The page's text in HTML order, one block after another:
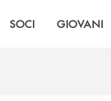
SOCI GIOVANI